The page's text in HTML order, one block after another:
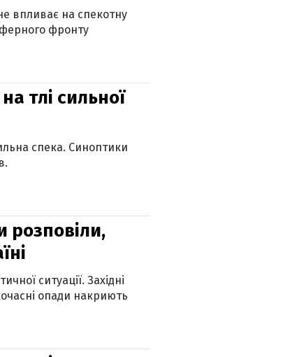
впливає на спекотну
фронту
тлі сильної
спека. Синоптики
розповіли,
ситуації. Західні
опади накриють